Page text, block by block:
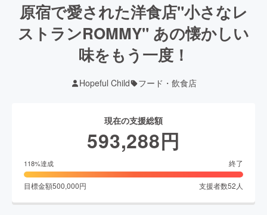
原宿で愛された洋食店"小さなレ
ストランROMMY" あの懐かしい
味をもう一度！
Hopeful Child フード・飲食店
現在の支援総額
593,288円
118%達成 終了
目標金額500,000円 支援者数52 人